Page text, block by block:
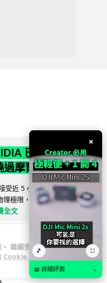
繼續使用
Cookie 政
已近物理極限
過摩爾定律瓶頸
受近 5 小時專訪，警告
極限，傳統製程升級已失經
全文
×
🎵 ⛶
📖 詳細評測 →